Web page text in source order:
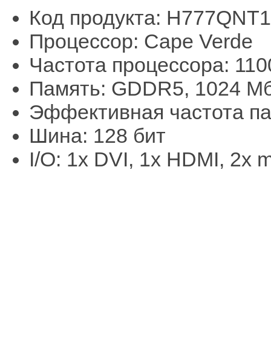
Код продукта:
Процессор: Cape Verde
Частота процессора:
Память: GDDR5, 1024
Эффективная частота
Шина: 128 бит
I/O: 1x DVI, 1x HDMI, 2х